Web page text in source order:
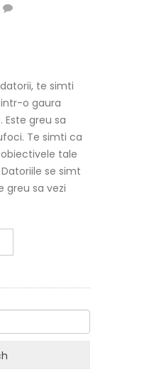
restantieri
te simti
o gaura
greu sa
Te simti ca
tale
se simt
greu sa vezi